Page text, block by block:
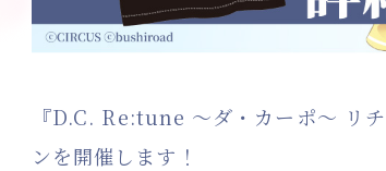
『D.C. Re:tune ～ダ・カーポ～ リ
ンを開催します！